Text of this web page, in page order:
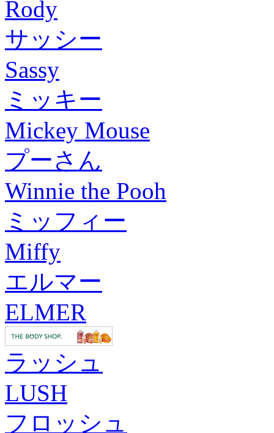
Rody
サッシー
Sassy
ミッキー
Mickey Mouse
プーさん
Winnie the Pooh
ミッフィー
Miffy
エルマー
ELMER
ラッシュ
LUSH
フロッシュ